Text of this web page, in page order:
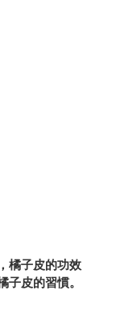
橘子皮的功效
皮的習慣。